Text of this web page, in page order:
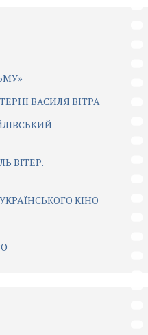
ВАСИЛЯ ВІТРА
ВІТЕР.
КІНО